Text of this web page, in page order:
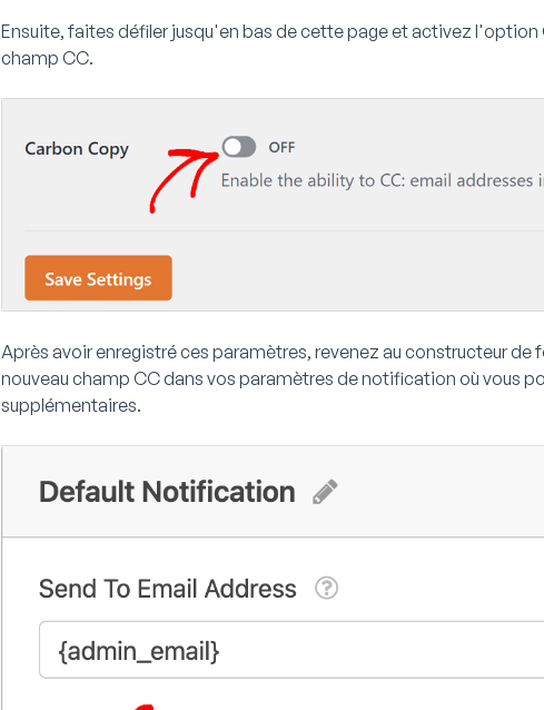
Ensuite, faites défiler jusqu'en bas de cette page et activez l'option
champ CC.
Après avoir enregistré ces paramètres, revenez au constructeur de
nouveau champ CC dans vos paramètres de notification où vous
supplémentaires.